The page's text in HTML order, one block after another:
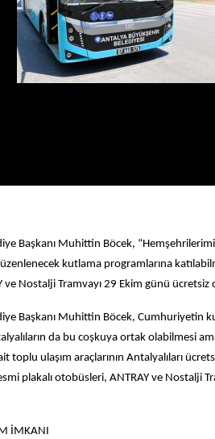
Başkanı Muhittin Böcek,
kutlama programlarına
ve Nostalji Tramvayı 29 Ekim günü
Başkanı Muhittin Böcek, Cumhuriyetin
da bu coşkuya ortak olabilmesi
toplu ulaşım araçlarının Antalyalıları
plakalı otobüsleri, ANTRAY ve Nostalji
İMKANI